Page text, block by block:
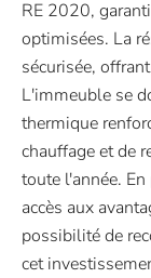
RE 2020,
optimisées. La
sécurisée,
L'immeuble se
thermique
chauffage et de
toute l'année.
accès aux
possibilité de
cet